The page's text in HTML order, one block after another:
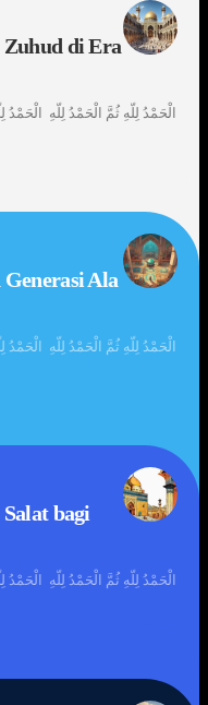
di Era
الْحَمْدُ لِلّهِ ثُمَّ الْحَمْدُ لِلّهِ الْحَمْدُ
Ala
الْحَمْدُ لِلّهِ ثُمَّ الْحَمْدُ لِلّهِ الْحَمْدُ
bagi
الْحَمْدُ لِلّهِ ثُمَّ الْحَمْدُ لِلّهِ الْحَمْدُ